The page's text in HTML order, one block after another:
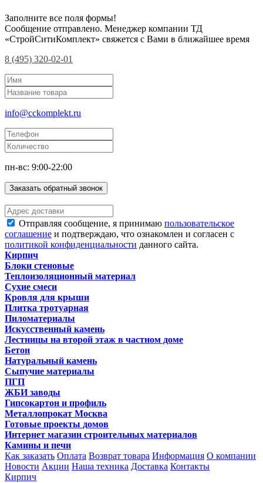
Заполните все поля формы!
Сообщение отправлено. Менеджер компании ТД
«СтройСитиКомплект» свяжется с Вами в ближайшее время
8 (495) 320-02-01
info@cckomplekt.ru
пн-вс: 9:00-22:00
Заказать обратный звонок
Отправляя сообщение, я принимаю пользовательское
соглашение и подтверждаю, что ознакомлен и согласен с
политикой конфиденциальности данного сайта.
Кирпич
Блоки стеновые
Теплоизоляционный материал
Сухие смеси
Кровля для крыши
Плитка тротуарная
Пиломатериалы
Искусственный камень
Лестницы на второй этаж в частном доме
Бетон
Натуральный камень
Сыпучие материалы
ПГП
ЖБИ заводы
Гипсокартон и профиль
Металлопрокат Москва
Готовые проекты домов
Интернет магазин строительных материалов
Камины и печи
Как заказать Оплата Возврат товара Информация О компании
Новости Акции Наша техника Доставка Контакты
Кирпич